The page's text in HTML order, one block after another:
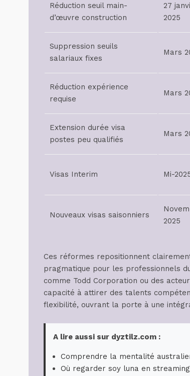
Réduction seuil main-
d’œuvre construction
27
2025
Suppression seuils
salariaux fixes
Mars
Réduction expérience
requise
Mars
Extension durée visa
postes peu qualifiés
Mars
Visas Interim Mi-
Nouveaux visas saisonniers
2025
Ces réformes repositionnent
pragmatique pour les professionnels
comme Todd Corporation ou des
capacité à attirer des talents
flexibilité, ouvrant la porte à une
A lire aussi sur dyztilz.com :
Comprendre la mentalité
Où regarder soy luna en